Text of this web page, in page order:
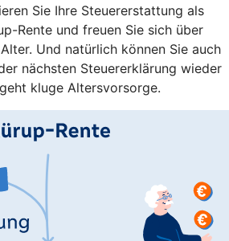
Sie Ihre Steuererstattung als
Rente und freuen Sie sich über
Und natürlich können Sie auch
nächsten Steuererklärung wieder
kluge Altersvorsorge.